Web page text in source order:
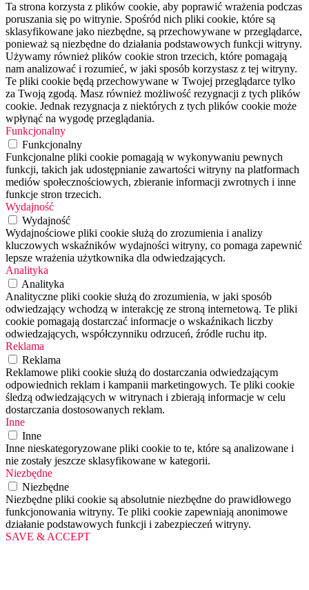
Ta strona korzysta z plików cookie, aby poprawić wrażenia podczas
poruszania się po witrynie. Spośród nich pliki cookie, które są
sklasyfikowane jako niezbędne, są przechowywane w przeglądarce,
ponieważ są niezbędne do działania podstawowych funkcji witryny.
Używamy również plików cookie stron trzecich, które pomagają
nam analizować i rozumieć, w jaki sposób korzystasz z tej witryny.
Te pliki cookie będą przechowywane w Twojej przeglądarce tylko
za Twoją zgodą. Masz również możliwość rezygnacji z tych plików
cookie. Jednak rezygnacja z niektórych z tych plików cookie może
wpłynąć na wygodę przeglądania.
Funkcjonalny
Funkcjonalny
Funkcjonalne pliki cookie pomagają w wykonywaniu pewnych
funkcji, takich jak udostępnianie zawartości witryny na platformach
mediów społecznościowych, zbieranie informacji zwrotnych i inne
funkcje stron trzecich.
Wydajność
Wydajność
Wydajnościowe pliki cookie służą do zrozumienia i analizy
kluczowych wskaźników wydajności witryny, co pomaga zapewnić
lepsze wrażenia użytkownika dla odwiedzających.
Analityka
Analityka
Analityczne pliki cookie służą do zrozumienia, w jaki sposób
odwiedzający wchodzą w interakcję ze stroną internetową. Te pliki
cookie pomagają dostarczać informacje o wskaźnikach liczby
odwiedzających, współczynniku odrzuceń, źródle ruchu itp.
Reklama
Reklama
Reklamowe pliki cookie służą do dostarczania odwiedzającym
odpowiednich reklam i kampanii marketingowych. Te pliki cookie
śledzą odwiedzających w witrynach i zbierają informacje w celu
dostarczania dostosowanych reklam.
Inne
Inne
Inne nieskategoryzowane pliki cookie to te, które są analizowane i
nie zostały jeszcze sklasyfikowane w kategorii.
Niezbędne
Niezbędne
Niezbędne pliki cookie są absolutnie niezbędne do prawidłowego
funkcjonowania witryny. Te pliki cookie zapewniają anonimowe
działanie podstawowych funkcji i zabezpieczeń witryny.
SAVE & ACCEPT